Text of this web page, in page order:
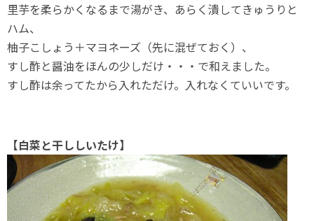
里芋を柔らかくなるまで湯がき、あらく潰してきゅうりと
ハム、
柚子こしょう＋マヨネーズ（先に混ぜておく）、
すし酢と醤油をほんの少しだけ・・・で和えました。
すし酢は余ってたから入れただけ。入れなくていいです。
【白菜と干ししいたけ】